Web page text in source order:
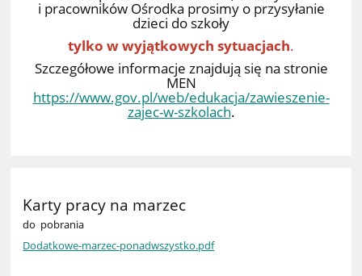
i pracowników Ośrodka prosimy o przysyłanie
dzieci do szkoły
tylko w wyjątkowych sytuacjach.
Szczegółowe informacje znajdują się na stronie
MEN
https://www.gov.pl/web/edukacja/zawieszenie-
zajec-w-szkolach.
Karty pracy na marzec
do pobrania
Dodatkowe-marzec-ponadwszystko.pdf